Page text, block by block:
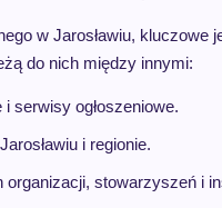
w Jarosławiu,
do nich między innymi:
serwisy ogłoszeniowe.
i regionie.
organizacji, stowarzyszeń i